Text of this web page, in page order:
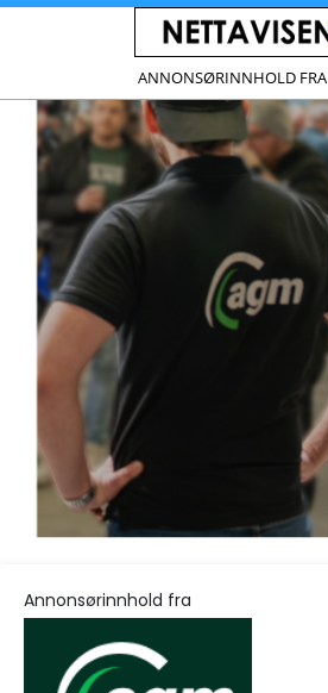
ANNONSØRINNHOLD FRA
Annonsørinnhold fra